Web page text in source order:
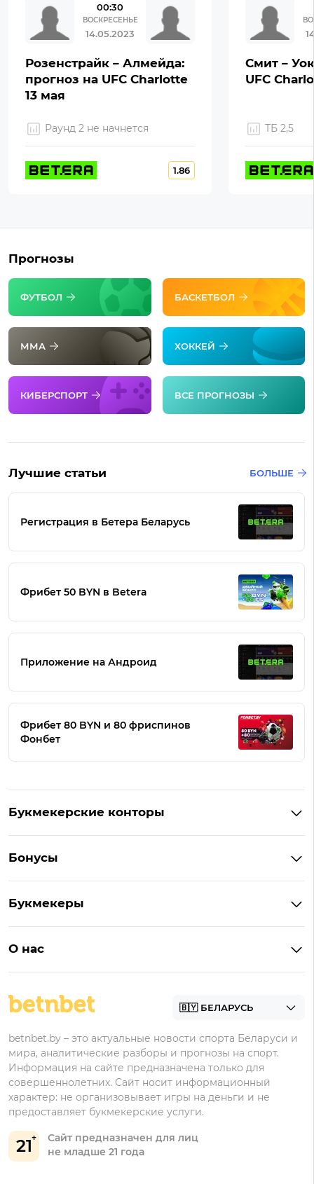
00:30
ВОСКРЕСЕНЬЕ
14.05.2023
Розенстрайк – Алмейда:
прогноз на UFC Charlotte
13 мая
Раунд 2 не начнется
1.86
Смит –
UFC
ТБ 2,5
Прогнозы
ФУТБОЛ БАСКЕТБОЛ
ММА ХОККЕЙ
КИБЕРСПОРТ ВСЕ ПРОГНОЗЫ
Лучшие статьи БОЛЬШЕ
Регистрация в Бетера Беларусь
Фрибет 50 BYN в Betera
Приложение на Андроид
Фрибет 80 BYN и 80 фриспинов
Фонбет
Букмекерские конторы
Букмекеры на Андроид
БК для ставок на киберспорт
Бонусы
Бонус на депозит
Бонусы Бетера
Бонусы Винлайн
Букмекеры
Марафонбет
О нас
21
Сайт предназначен для лиц
не младше 21 года
betnbet.by – это актуальные новости спорта Беларуси и
мира, аналитические разборы и прогнозы на спорт.
Информация на сайте предназначена только для
совершеннолетних. Сайт носит информационный
характер: не организовывает игры на деньги и не
предоставляет букмекерские услуги.